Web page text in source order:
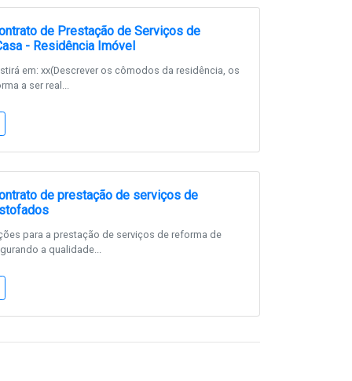
de Prestação de Serviços de
- Residência Imóvel
em: xx(Descrever os cômodos da residência, os
a ser real...
de prestação de serviços de
para a prestação de serviços de reforma de
a qualidade...